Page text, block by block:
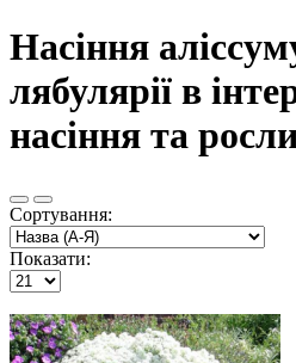
Насіння
лябулярії в
насіння та
Сортування:
Показати: